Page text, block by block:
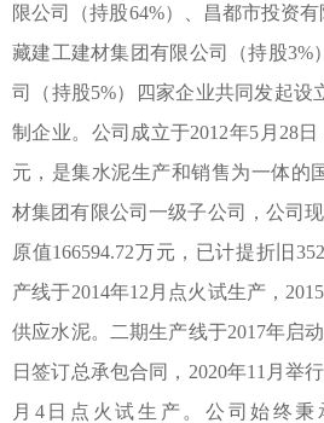
限公司（持股64%）、昌都市投资
藏建工建材集团有限公司（持股3%
司（持股5%）四家企业共同发起设
制企业。公司成立于2012年5月28日
元，是集水泥生产和销售为一体的
材集团有限公司一级子公司，公司
原值166594.72万元，已计提折旧
产线于2014年12月点火试生产，
供应水泥。二期生产线于2017年启
日签订总承包合同，2020年11月举
月4日点火试生产。公司始终